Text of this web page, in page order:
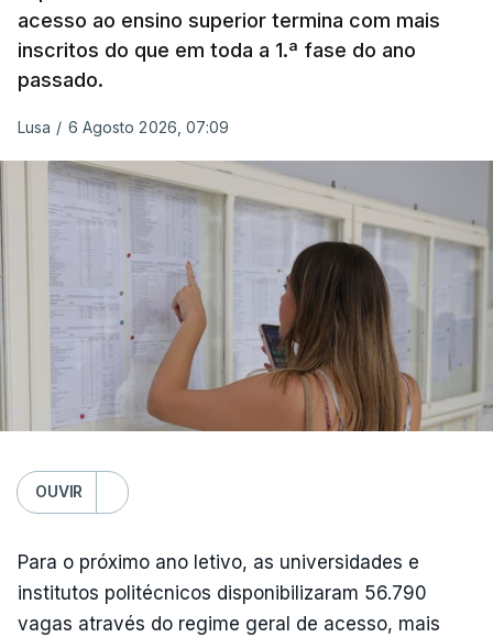
acesso ao ensino superior termina com mais
inscritos do que em toda a 1.ª fase do ano
passado.
Lusa / 6 Agosto 2026, 07:09
OUVIR
Para o próximo ano letivo, as universidades e
institutos politécnicos disponibilizaram 56.790
vagas através do regime geral de acesso, mais